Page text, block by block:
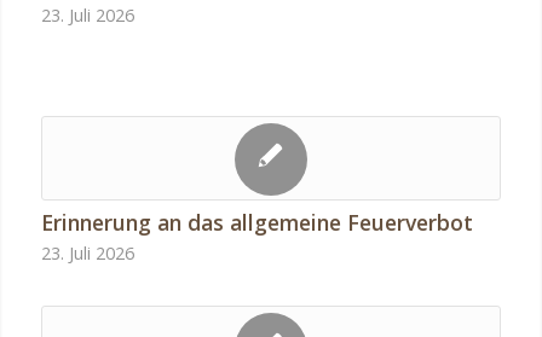
23. Juli 2026
Erinnerung an das allgemeine Feuerverbot
23. Juli 2026